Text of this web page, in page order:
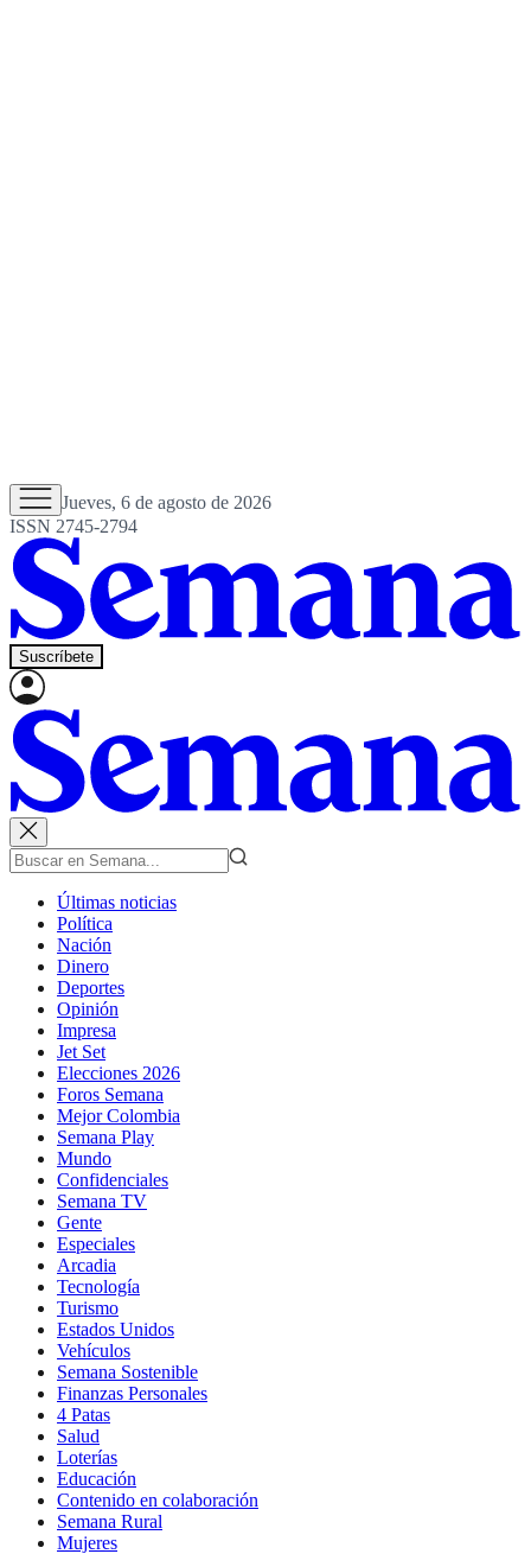
Jueves, 6 de agosto de 2026
ISSN 2745-2794
Suscríbete
Últimas noticias
Política
Nación
Dinero
Deportes
Opinión
Impresa
Jet Set
Elecciones 2026
Foros Semana
Mejor Colombia
Semana Play
Mundo
Confidenciales
Semana TV
Gente
Especiales
Arcadia
Tecnología
Turismo
Estados Unidos
Vehículos
Semana Sostenible
Finanzas Personales
4 Patas
Salud
Loterías
Educación
Contenido en colaboración
Semana Rural
Mujeres